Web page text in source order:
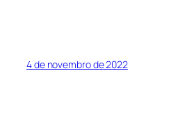
4 de novembro de 2022